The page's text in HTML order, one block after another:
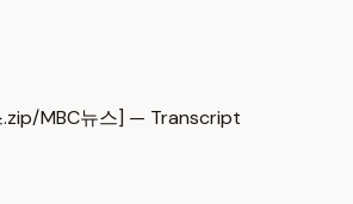
.zip/MBC뉴스] — Transcript